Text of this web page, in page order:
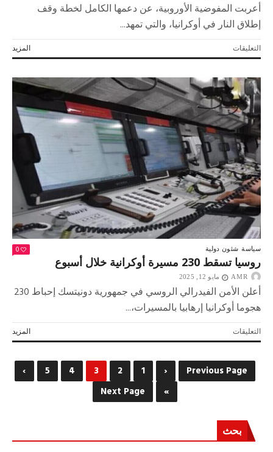
أعربت المفوضية الأوروبية، عن دعمها الكامل لخطة وقف
إطلاق النار في أوكرانيا، والتي تمهد...
المزيد التعليقاتعلى
المفوضية
تدعم
خطة
وقف
إطلاق
النار
في
أوكرانيا
ومحادثات
بوتين
وزيلينسكي
في
تركيا
مغلقة
سياسة شئون دولية 0
روسيا تسقط 230 مسيرة أوكرانية خلال أسبوع
AMR مايو 12, 2025
أعلن الأمن الفيدرالي الروسي في جمهورية دونيتسك إحباط 230
هجوما أوكرانيا إرهابيا بالمسيرات،...
المزيد التعليقاتعلى
روسيا
مسيرة
Previous Page
Next Page
بحث